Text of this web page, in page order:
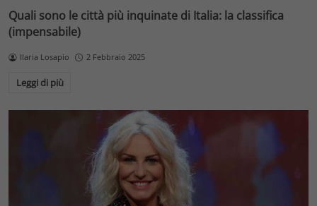
Quali sono le città più inquinate di Italia: la classifica
(impensabile)
Ilaria Losapio 2 Febbraio 2025
Leggi di più